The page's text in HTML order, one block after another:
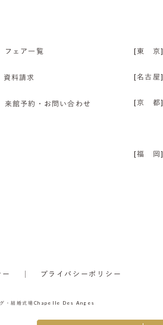
フェア一覧
資料請求
来館予約・お問い合わせ
[東 京]
[名古屋]
[京 都]
[福 岡]
プライバシーポリシー
・結婚式場 Chapelle Des Anges